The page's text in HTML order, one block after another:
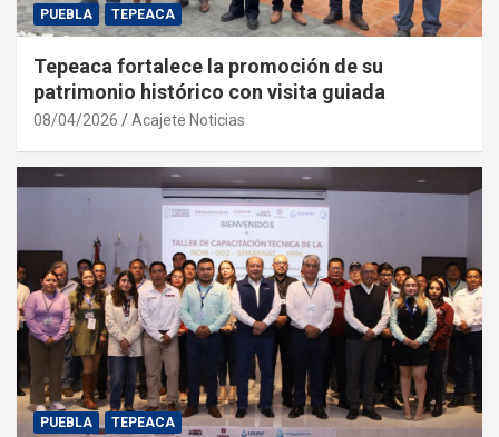
PUEBLA TEPEACA
Tepeaca fortalece la promoción de su
patrimonio histórico con visita guiada
08/04/2026 Acajete Noticias
PUEBLA TEPEACA